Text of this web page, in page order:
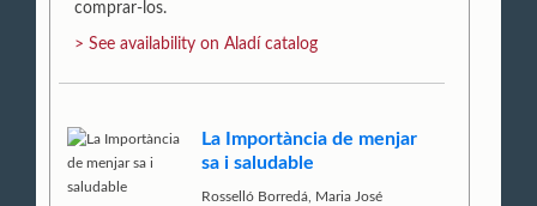
comprar-los.
> See availability on Aladí catalog
La Importància de menjar
sa i saludable
Rosselló Borredá, Maria José